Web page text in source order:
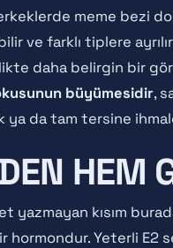
meme bezi
ve farklı tiplere
daha belirgin bir
büyümesidir,
ya da tam tersine
HEM
yazmayan kısım
hormondur. Yeterli E2